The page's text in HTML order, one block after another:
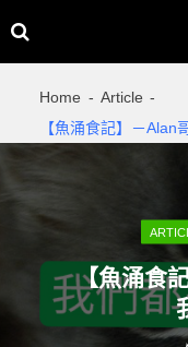
to
to
Home
Article
【魚涌食記】－Alan
【魚涌食